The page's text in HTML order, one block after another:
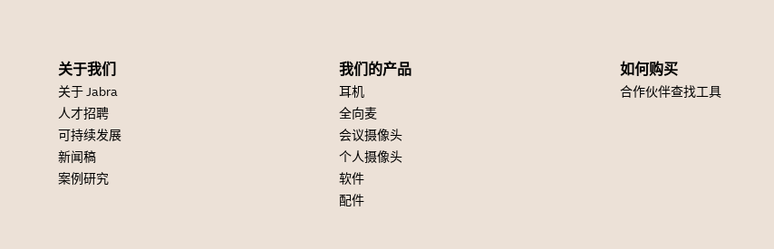
关于我们
关于 Jabra
人才招聘
可持续发展
新闻稿
案例研究
我们的产品
耳机
全向麦
会议摄像头
个人摄像头
软件
配件
如何购买
合作伙伴查找工具